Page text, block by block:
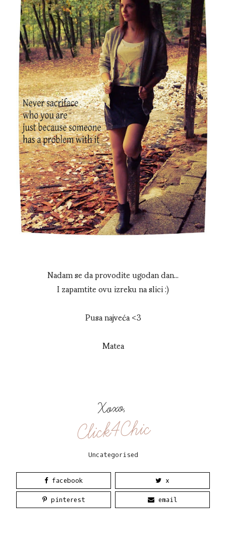
Nadam se da provodite ugodan dan...
I zapamtite ovu izreku na slici :)
Pusa najveća <3
Matea
Xoxo,
Click4Chic
Uncategorised
facebook x
pinterest email